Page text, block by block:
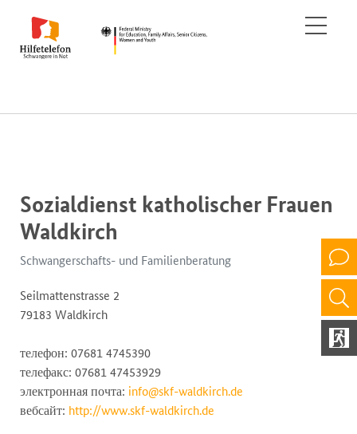
Sozialdienst katholischer Frauen
Waldkirch
Schwangerschafts- und Familienberatung
Seilmattenstrasse 2
79183 Waldkirch
телефон: 07681 4745390
телефакс: 07681 47453929
электронная почта: info@skf-waldkirch.de
вебсайт: http://www.skf-waldkirch.de